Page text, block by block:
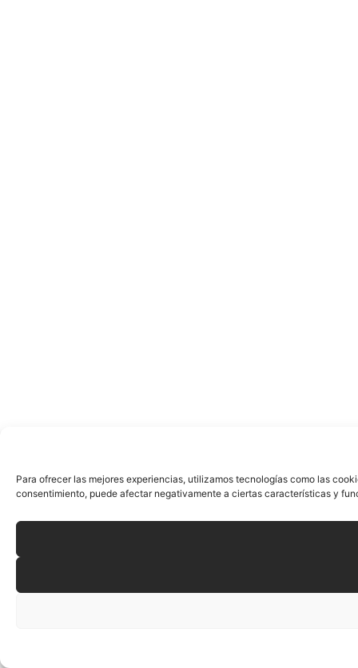
Para ofrecer las mejores experiencias, utilizamos tecnologías como las
consentimiento, puede afectar negativamente a ciertas características y